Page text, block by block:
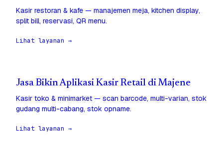
Kasir restoran & kafe — manajemen meja, kitchen display,
split bill, reservasi, QR menu.
Lihat layanan →
Jasa Bikin Aplikasi Kasir Retail di Majene
Kasir toko & minimarket — scan barcode, multi-varian, stok
gudang multi-cabang, stok opname.
Lihat layanan →